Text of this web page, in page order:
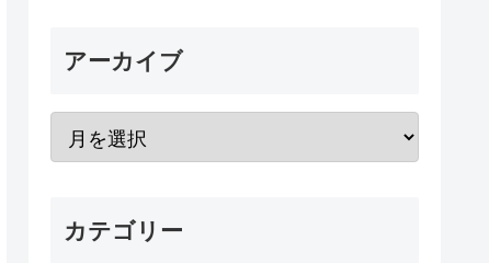
アーカイブ
カテゴリー